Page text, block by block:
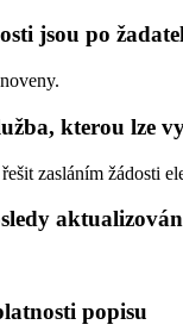
jsou po
kterou lze
zasláním žádosti
aktualizován
popisu